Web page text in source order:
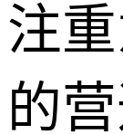
注
的